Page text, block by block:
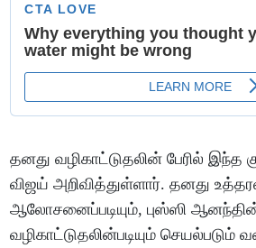
தனது வழிகாட்டுதலின் பேரில் இந்த
விஜய் அறிவித்துள்ளார். தனது
ஆலோசனைப்படியும், புஸ்ஸி
வழிகாட்டுதலின்படியும்